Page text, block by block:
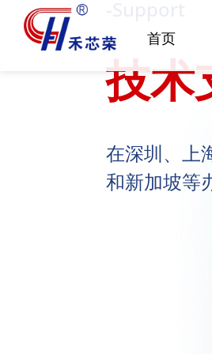
首页
技术
在深圳、上
和新加坡等